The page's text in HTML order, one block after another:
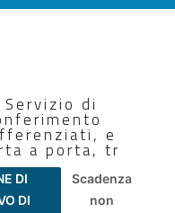
Servizio di
e
a porta, tr
DI
DI
Scadenza
non